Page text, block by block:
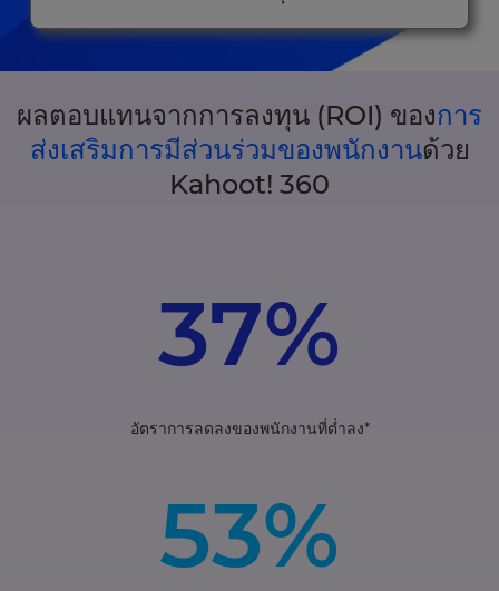
ผลตอบแทนจากการลงทุน (ROI) ของการ
ส่งเสริมการมีส่วนร่วมของพนักงานด้วย
Kahoot! 360
37%
อัตราการลดลงของพนักงานที่ต่ำลง*
53%